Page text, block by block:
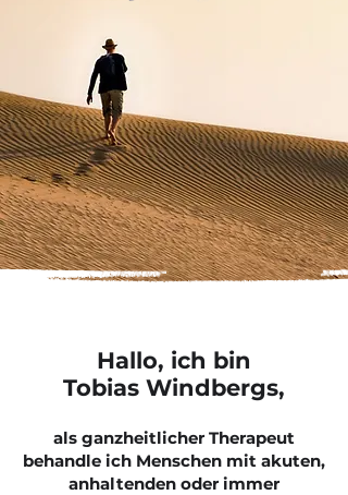
als ganzheitlicher Therapeut
behandle ich Menschen mit akuten,
anhaltenden oder immer
Hallo, ich bin
Tobias Windbergs,